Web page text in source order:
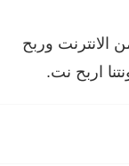
الانترنت وربح
اربح نت.